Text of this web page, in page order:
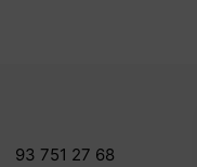
93 751 27 68